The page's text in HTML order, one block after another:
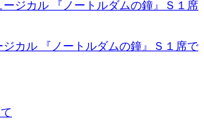
ジカル 『ノートルダムの鐘』Ｓ１席で